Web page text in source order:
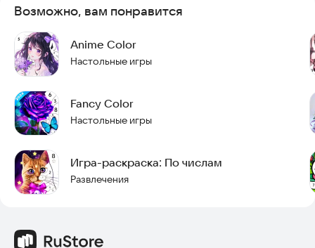
Независимо от того, новичок вы или опытный художник,
раскраски по номерам подойдут всем, кто любит аниме.
Начните свое художественное путешествие сегодня и
откройте красоту аниме-раскрасок. Попробуйте
шедевр в стиле скетч-арт.
Возможно, вам понравится
Anime Color
Настольные игры
Fancy Color
Настольные игры
Игра-раскраска: По числам
Развлечения